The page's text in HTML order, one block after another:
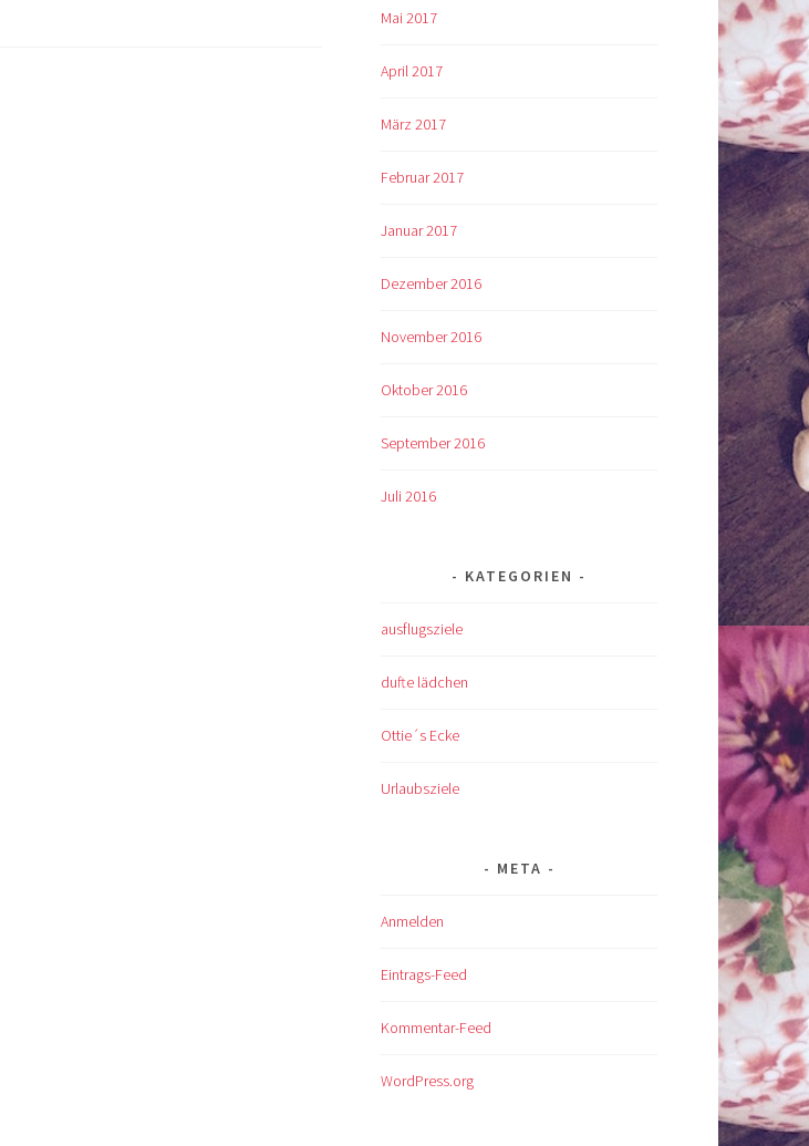
Mai 2017
April 2017
März 2017
Februar 2017
Januar 2017
Dezember 2016
November 2016
Oktober 2016
September 2016
Juli 2016
KATEGORIEN
ausflugsziele
dufte lädchen
Ottie´s Ecke
Urlaubsziele
META
Anmelden
Eintrags-Feed
Kommentar-Feed
WordPress.org